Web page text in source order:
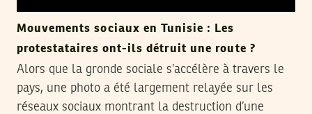
Mouvements sociaux en Tunisie : Les
protestataires ont-ils détruit une route ?
Alors que la gronde sociale s’accélère à travers le
pays, une photo a été largement relayée sur les
réseaux sociaux montrant la destruction d’une